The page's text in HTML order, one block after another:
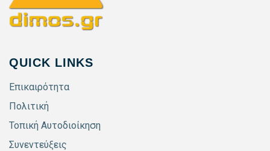
QUICK LINKS
Επικαιρότητα
Πολιτική
Τοπική Αυτοδιοίκηση
Συνεντεύξεις